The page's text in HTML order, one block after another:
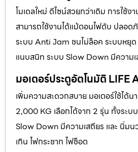
โมเดลใหม่ ดีไซน์สวยกว่าเดิม การใช้
สามารถใช้งานได้แม้ตอนไฟดับ ปลอด
ระบบ Anti Jam ชนไม่ล็อค ระบบหยุ
แนบสนิท ระบบ Slow Down มีความ
มอเตอร์ประตูอัตโนมัติ LIFE
เพิ่มความสะดวกสบาย มอเตอร์ใช้ได้
2,000 KG เลือกได้จาก 2 รุ่น ทั้งระบ
Slow Down มีความเสถียร และ นิ่ม
เกิน ไฟกระชาก ไฟช็อต